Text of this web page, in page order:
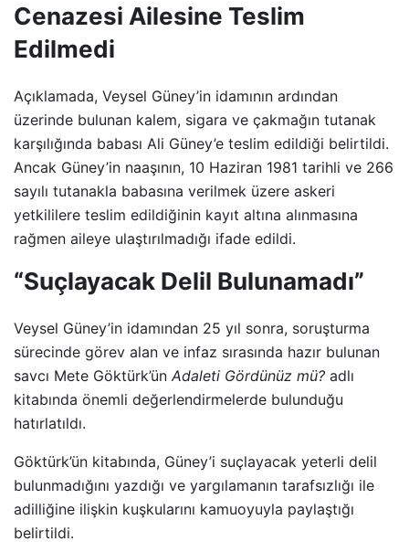
Cenazesi Ailesine Teslim
Edilmedi
Açıklamada, Veysel Güney’in idamının ardından
üzerinde bulunan kalem, sigara ve çakmağın tutanak
karşılığında babası Ali Güney’e teslim edildiği belirtildi.
Ancak Güney’in naaşının, 10 Haziran 1981 tarihli ve 266
sayılı tutanakla babasına verilmek üzere askeri
yetkililere teslim edildiğinin kayıt altına alınmasına
rağmen aileye ulaştırılmadığı ifade edildi.
“Suçlayacak Delil Bulunamadı”
Veysel Güney’in idamından 25 yıl sonra, soruşturma
sürecinde görev alan ve infaz sırasında hazır bulunan
savcı Mete Göktürk’ün Adaleti Gördünüz mü? adlı
kitabında önemli değerlendirmelerde bulunduğu
hatırlatıldı.
Göktürk’ün kitabında, Güney’i suçlayacak yeterli delil
bulunmadığını yazdığı ve yargılamanın tarafsızlığı ile
adilliğine ilişkin kuşkularını kamuoyuyla paylaştığı
belirtildi.